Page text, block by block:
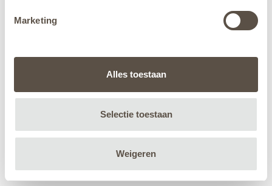
Marketing
Alles toestaan
Selectie toestaan
Weigeren